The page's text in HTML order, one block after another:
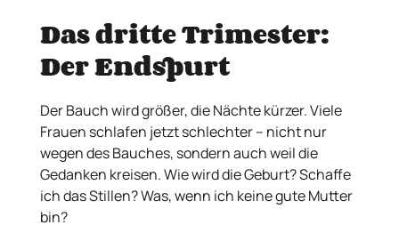
Das dritte Trimester:
Der Endspurt
Der Bauch wird größer, die Nächte kürzer. Viele
Frauen schlafen jetzt schlechter – nicht nur
wegen des Bauches, sondern auch weil die
Gedanken kreisen. Wie wird die Geburt? Schaffe
ich das Stillen? Was, wenn ich keine gute Mutter
bin?